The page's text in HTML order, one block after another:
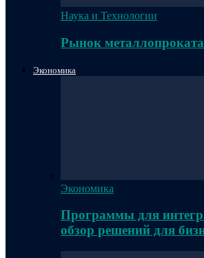
Наука и Технологии
Рынок
Экономика
Экономика
Программы для
обзор решений для